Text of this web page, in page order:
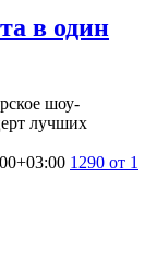
в один
шоу-
лучших
1290 от 1